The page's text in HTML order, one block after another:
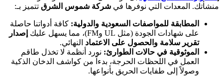
منشأتك. المعدات التي نوفرها في شركة شموس الشرق تتميز بـ:
المطابقة للمواصفات السعودية والدولية: كافة أدواتنا حاصلة
على شهادات الجودة (مثل UL وFM)، مما يسهل عليك
إصدار
تقرير سلامة والحصول على الاعتماد النهائي.
الموثوقية في حالات الطوارئ: نورد أنظمة لا تخذل طاقم
العمل في اللحظات الحرجة، بدءاً من كواشف الدخان الذكية
وصولاً إلى طفايات الحريق بأنواعها.